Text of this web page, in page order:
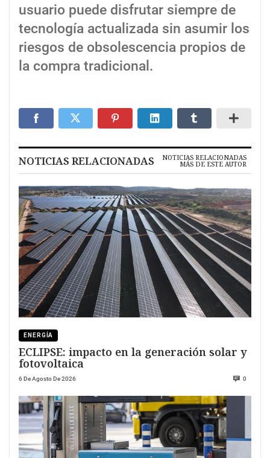
usuario puede disfrutar siempre de
tecnología actualizada sin asumir los
riesgos de obsolescencia propios de
la compra tradicional.
NOTICIAS RELACIONADAS NOTICIAS RELACIONADAS
MÁS DE ESTE AUTOR
ENERGÍA
ECLIPSE: impacto en la generación solar y
fotovoltaica
6 De Agosto De 2026 0